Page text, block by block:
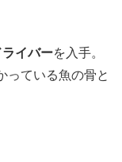
イバーを入手。
っている魚の骨と